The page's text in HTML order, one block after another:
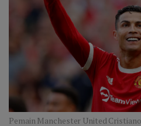
Pemain Manchester United